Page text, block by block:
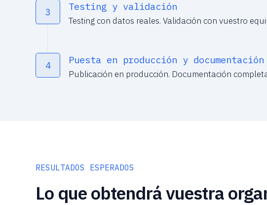
3 Testing y validación
Testing con datos reales. Validación con vuestro
4 Puesta en producción y documentación
Publicación en producción. Documentación
RESULTADOS ESPERADOS
Lo que obtendrá vuestra